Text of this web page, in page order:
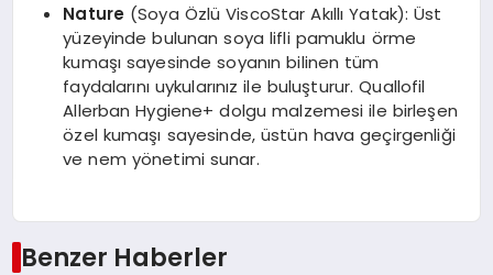
Nature (Soya Özlü ViscoStar Akıllı Yatak): Üst
yüzeyinde bulunan soya lifli pamuklu örme
kumaşı sayesinde soyanın bilinen tüm
faydalarını uykularınız ile buluşturur. Quallofil
Allerban Hygiene+ dolgu malzemesi ile birleşen
özel kumaşı sayesinde, üstün hava geçirgenliği
ve nem yönetimi sunar.
Benzer Haberler